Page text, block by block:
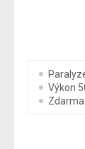
Výkon